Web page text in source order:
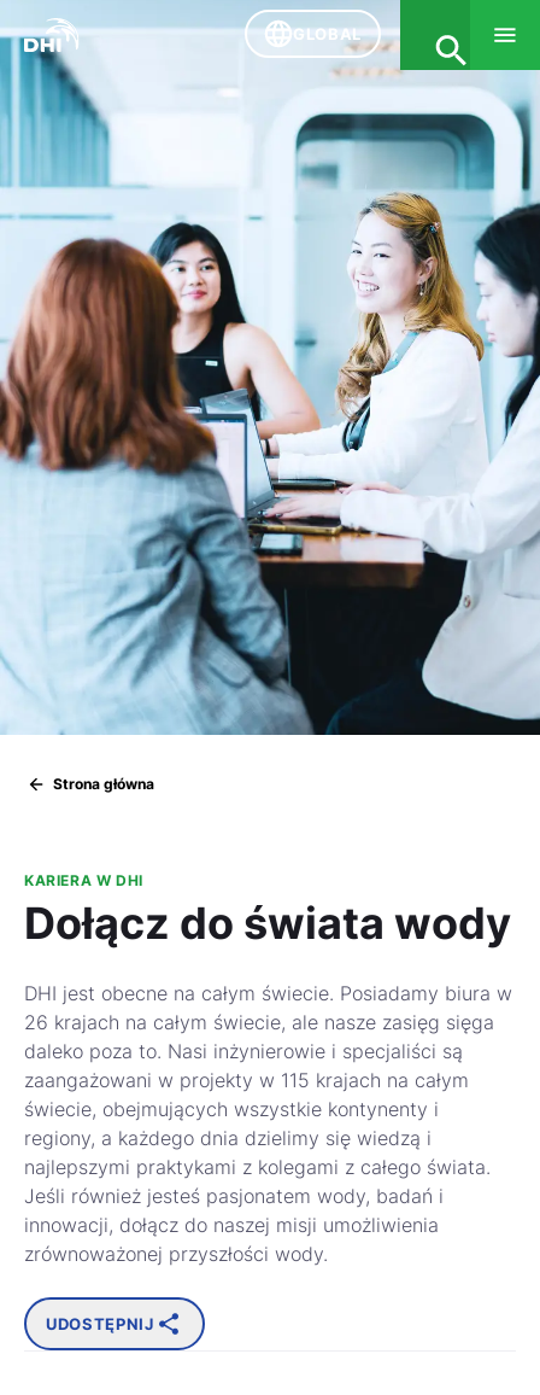
GLOBAL
Strona główna
KARIERA W DHI
Dołącz do świata wody
DHI jest obecne na całym świecie. Posiadamy biura w
26 krajach na całym świecie, ale nasze zasięg sięga
daleko poza to. Nasi inżynierowie i specjaliści są
zaangażowani w projekty w 115 krajach na całym
świecie, obejmujących wszystkie kontynenty i
regiony, a każdego dnia dzielimy się wiedzą i
najlepszymi praktykami z kolegami z całego świata.
Jeśli również jesteś pasjonatem wody, badań i
innowacji, dołącz do naszej misji umożliwienia
zrównoważonej przyszłości wody.
UDOSTĘPNIJ